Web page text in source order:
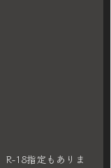
R-18指定もありま